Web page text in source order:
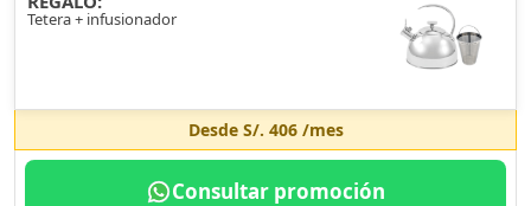
Tetera + infusionador
Desde S/. 406/mes
Consultar promoción